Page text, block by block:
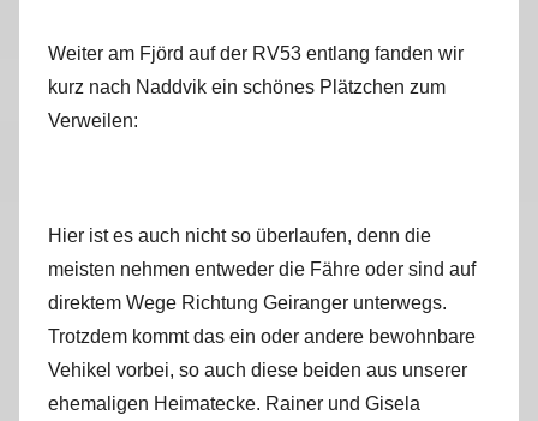
Weiter am Fjörd auf der RV53 entlang fanden wir
kurz nach Naddvik ein schönes Plätzchen zum
Verweilen:
Hier ist es auch nicht so überlaufen, denn die
meisten nehmen entweder die Fähre oder sind auf
direktem Wege Richtung Geiranger unterwegs.
Trotzdem kommt das ein oder andere bewohnbare
Vehikel vorbei, so auch diese beiden aus unserer
ehemaligen Heimatecke. Rainer und Gisela